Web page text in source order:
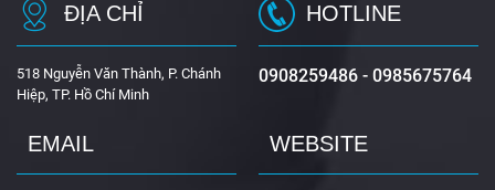
ĐỊA CHỈ
518 Nguyễn Văn Thành, P. Chánh
Hiệp, TP. Hồ Chí Minh
HOTLINE
0908259486 - 0985675764
EMAIL WEBSITE